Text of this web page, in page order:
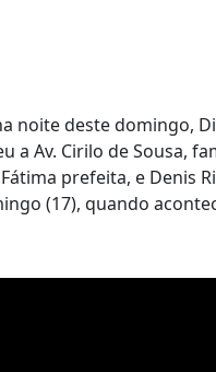
noite deste domingo,
a Av. Cirilo de Sousa,
prefeita, e Denis
(17), quando